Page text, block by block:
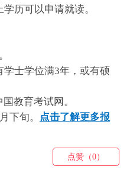
历可以申请就读。
士学位满3年，或有硕
教育考试网。
旬。
点击了解更多报
点赞（0）